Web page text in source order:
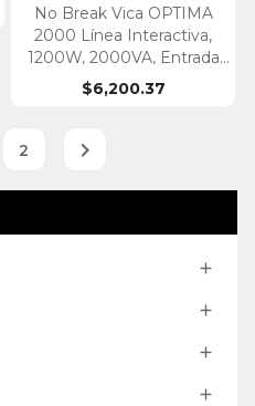
No Break Vica OPTIMA
2000 Línea Interactiva,
1200W, 2000VA, Entrada
110-120V, Salida 110-120V, 8
Contactos
$6,200.37
2 



